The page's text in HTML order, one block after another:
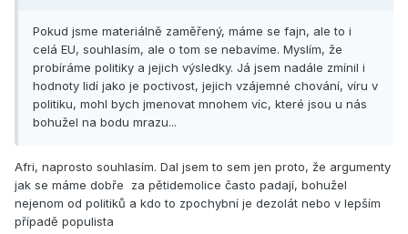
Pokud jsme materiálně zaměřený, máme se fajn, ale to i
celá EU, souhlasím, ale o tom se nebavíme. Myslím, že
probíráme politiky a jejich výsledky. Já jsem nadále zmínil i
hodnoty lidí jako je poctivost, jejich vzájemné chování, víru v
politiku, mohl bych jmenovat mnohem víc, které jsou u nás
bohužel na bodu mrazu...
Afri, naprosto souhlasím. Dal jsem to sem jen proto, že argumenty
jak se máme dobře za pětidemolice často padají, bohužel
nejenom od politiků a kdo to zpochybní je dezolát nebo v lepším
případě populista